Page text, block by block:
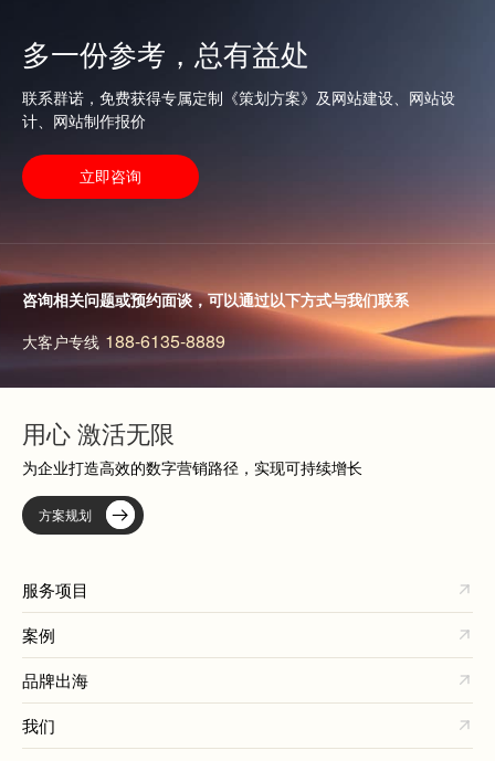
查看更多
多一份参考，总有益处
联系群诺，免费获得专属定制《策划方案》及网站建设、网站设
计、网站制作报价
立即咨询
咨询相关问题或预约面谈，可以通过以下方式与我们联系
大客户专线 188-6135-8889
用心 激活无限
为企业打造高效的数字营销路径，实现可持续增长
方案规划
服务项目
案例
品牌出海
我们